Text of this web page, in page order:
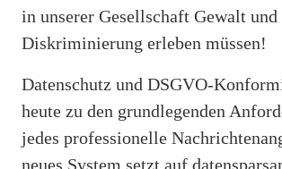
in unserer Gesellschaft Gewalt und
Diskriminierung erleben müssen!
Datenschutz und DSGVO-
heute zu den grundlegenden
jedes professionelle
neues System setzt auf